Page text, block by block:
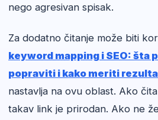
nego agresivan spisak.
Za dodatno čitanje može biti
keyword mapping i SEO: šta
popraviti i kako meriti
nastavlja na ovu oblast. Ako
takav link je prirodan. Ako ne